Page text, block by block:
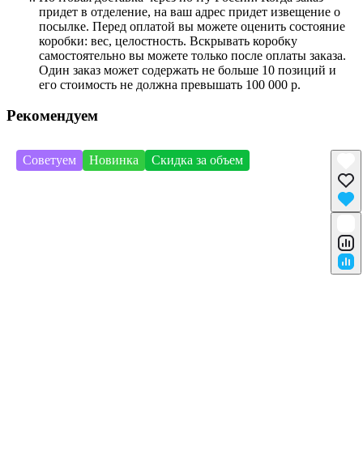
придет в отделение, на ваш адрес придет извещение о
посылке. Перед оплатой вы можете оценить состояние
коробки: вес, целостность. Вскрывать коробку
самостоятельно вы можете только после оплаты заказа.
Один заказ может содержать не больше 10 позиций и
его стоимость не должна превышать 100 000 р.
Рекомендуем
Советуем Новинка Скидка за объем